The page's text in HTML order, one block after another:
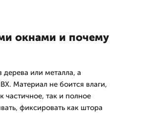
окнами и почему
дерева или металла, а
Материал не боится влаги,
частичное, так и полное
фиксировать как штора